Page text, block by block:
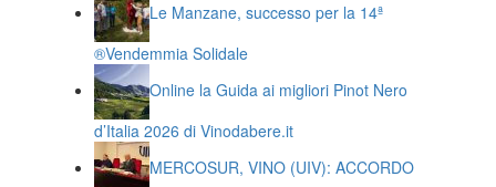
Le Manzane, successo per la 14ª
®️Vendemmia Solidale
Online la Guida ai migliori Pinot Nero
d’Italia 2026 di Vinodabere.it
MERCOSUR, VINO (UIV): ACCORDO